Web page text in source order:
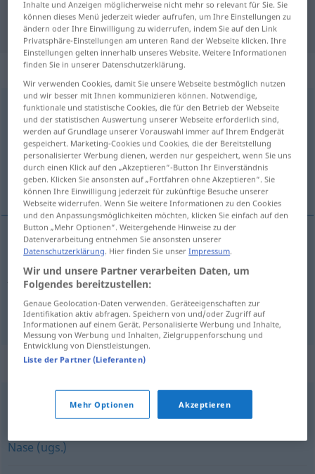
"Vorsprung" Griechisch
Übersetzung
„Vorsprung“: Maskulinum, männlich
Vorsprungm
Übersicht aller Übersetzungen
(Für mehr Details die Übersetzung anklicken/antippen)
προβάδισμα, προεξοχή
προβάδισμαn Vorsprungzeitlicher, räumlicher
Abstand, Vorteil
προεξοχήf Vorsprung ARCH Fels
Synonyme für "Vorsprung"
Zinke,Ecke,Spitze
Nase (ugs.)
Inhalte und Anzeigen möglicherweise nicht mehr so relevant für Sie. Sie
können dieses Menü jederzeit wieder aufrufen, um Ihre Einstellungen zu
ändern oder Ihre Einwilligung zu widerrufen, indem Sie auf den Link
Privatsphäre-Einstellungen am unteren Rand der Webseite klicken. Ihre
Einstellungen gelten innerhalb unseres Website. Weitere Informationen
finden Sie in unserer Datenschutzerklärung.
Wir verwenden Cookies, damit Sie unsere Webseite bestmöglich nutzen
und wir besser mit Ihnen kommunizieren können. Notwendige,
funktionale und statistische Cookies, die für den Betrieb der Webseite
und der statistischen Auswertung unserer Webseite erforderlich sind,
werden auf Grundlage unserer Vorauswahl immer auf Ihrem Endgerät
gespeichert. Marketing-Cookies und Cookies, die der Bereitstellung
personalisierter Werbung dienen, werden nur gespeichert, wenn Sie uns
durch einen Klick auf den „Akzeptieren“-Button Ihr Einverständnis
geben. Klicken Sie ansonsten auf „Fortfahren ohne Akzeptieren“. Sie
können Ihre Einwilligung jederzeit für zukünftige Besuche unserer
Webseite widerrufen. Wenn Sie weitere Informationen zu den Cookies
und den Anpassungsmöglichkeiten möchten, klicken Sie einfach auf den
Button „Mehr Optionen“. Weitergehende Hinweise zu der
Datenverarbeitung entnehmen Sie ansonsten unserer
Datenschutzerklärung. Hier finden Sie unserImpressum.
Wir und unsere Partner verarbeiten Daten, um
Folgendes bereitzustellen:
Genaue Geolocation-Daten verwenden. Geräteeigenschaften zur
Identifikation aktiv abfragen. Speichern von und/oder Zugriff auf
Informationen auf einem Gerät. Personalisierte Werbung und Inhalte,
Messung von Werbung und Inhalten, Zielgruppenforschung und
Entwicklung von Dienstleistungen.
Liste der Partner (Lieferanten)
Mehr Optionen Akzeptieren